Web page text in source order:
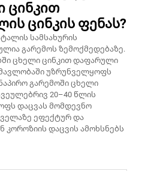
ცინკით
ცინკის ფენას?
სამსახურის
გარემოს ზემოქმედებაზე.
ცხელი ცინკით დაფარული
უზრუნველყოფს
გარემოში ცხელი
20–40 წლის
დაცვას მომდევნო
ეფექტურ და
დაცვის ამოხსნებს